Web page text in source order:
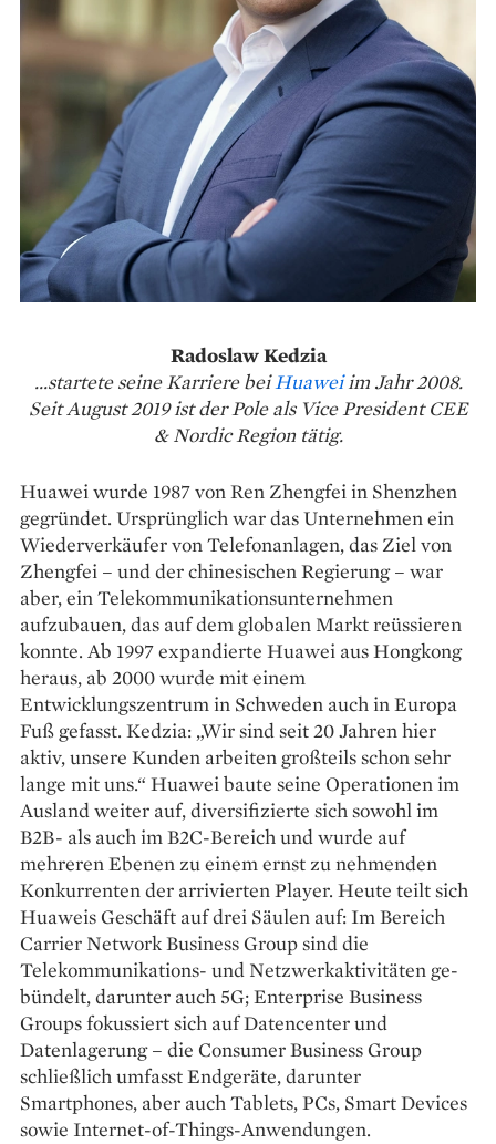
Radoslaw Kedzia
...startete seine Karriere beiHuaweiim Jahr 2008.
Seit August 2019 ist der Pole als Vice President CEE
& Nordic Region tätig.
Huawei wurde 1987 von Ren Zhengfei in Shenzhen
gegründet. Ursprünglich war das Unternehmen ein
Wiederverkäufer von Telefon­anlagen, das Ziel von
Zhengfei – und der chine­sischen Regierung – war
aber, ein Telekommuni­kationsunternehmen
aufzubauen, das auf dem globalen Markt reüssieren
konnte. Ab 1997 expandierte Huawei aus Hongkong
heraus, ab 2000 wurde mit einem
Entwicklungszentrum in Schweden auch in Europa
Fuß gefasst. Kedzia: „Wir sind seit 20 Jahren hier
aktiv, unsere Kunden arbeiten großteils schon sehr
lange mit uns.“ Huawei baute seine Operationen im
Ausland weiter auf, diversifizierte sich sowohl im
B2B- als auch im B2C-Bereich und wurde auf
mehreren Ebenen zu einem ernst zu nehmenden
Konkurrenten der arrivierten Player. Heute teilt sich
Huaweis Geschäft auf drei Säulen auf: Im Bereich
Carrier Network Business Group sind die
Telekommunikations- und Netzwerkaktivitäten ge­
bündelt, darunter auch 5G; Enterprise Business
Groups fokussiert sich auf Datencenter und
Datenlagerung – die Consumer Business Group
schließlich umfasst Endgeräte, darunter
Smartphones, aber auch Tablets, PCs, Smart Devices
sowie Internet-of-Things-Anwendungen.